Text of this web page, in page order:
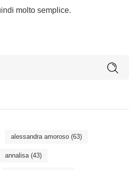
molto semplice.
alessandra amoroso(63)
annalisa(43)